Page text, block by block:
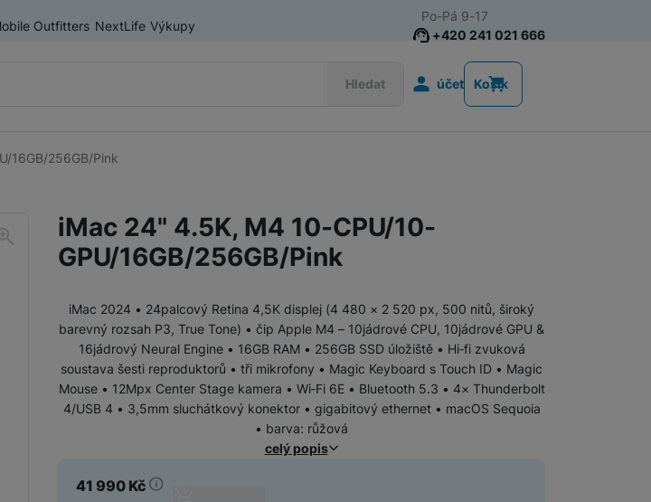
Outfitters NextLife Výkupy
Hledat
Neo
MacBook Air M4 (2025)
Pro
M5 (2026)
M5 (2025)
M3 (2023)
Tecno Megabook
+420 241 021 666
Po-Pá 9-17
Uživatelská
účet Košík
16GB/256GB/Pink
iMac 24" 4.5K, M4 10-CPU/10-
GPU/16GB/256GB/Pink
iMac 2024 • 24palcový Retina 4,5K displej (4 480 × 2 520 px, 500 nitů, široký
barevný rozsah P3, True Tone) • čip Apple M4 – 10jádrové CPU, 10jádrové GPU &
16jádrový Neural Engine • 16GB RAM • 256GB SSD úložiště • Hi‑fi zvuková
soustava šesti reproduktorů • tři mikrofony • Magic Keyboard s Touch ID • Magic
Mouse • 12Mpx Center Stage kamera • Wi‑Fi 6E • Bluetooth 5.3 • 4× Thunderbolt
4/USB 4 • 3,5mm sluchátkový konektor • gigabitový ethernet • macOS Sequoia
• barva: růžová
celý popis
41 990 Kč